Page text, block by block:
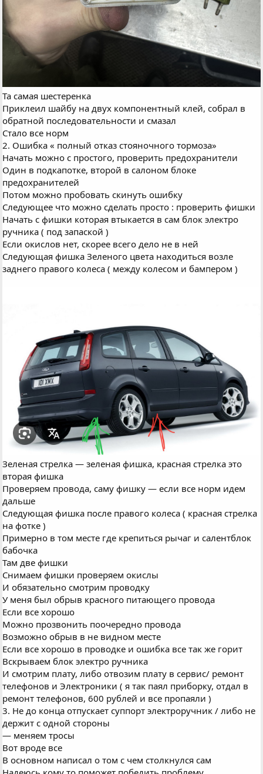
Та самая шестеренка
Приклеил шайбу на двух компонентный клей, собрал в
обратной последовательности и смазал
Стало все норм
2. Ошибка « полный отказ стояночного тормоза»
Начать можно с простого, проверить предохранители
Один в подкапотке, второй в салоном блоке
предохранителей
Потом можно пробовать скинуть ошибку
Следующее что можно сделать просто : проверить фишки
Начать с фишки которая втыкается в сам блок электро
ручника ( под запаской )
Если окислов нет, скорее всего дело не в ней
Следующая фишка Зеленого цвета находиться возле
заднего правого колеса ( между колесом и бампером )
Зеленая стрелка — зеленая фишка, красная стрелка это
вторая фишка
Проверяем провода, саму фишку — если все норм идем
дальше
Следующая фишка после правого колеса ( красная стрелка
на фотке )
Примерно в том месте где крепиться рычаг и салентблок
бабочка
Там две фишки
Снимаем фишки проверяем окислы
И обязательно смотрим проводку
У меня был обрыв красного питающего провода
Если все хорошо
Можно прозвонить поочередно провода
Возможно обрыв в не видном месте
Если все хорошо в проводке и ошибка все так же горит
Вскрываем блок электро ручника
И смотрим плату, либо отвозим плату в сервис/ ремонт
телефонов и Электроники ( я так паял приборку, отдал в
ремонт телефонов, 600 рублей и все пропаяли )
3. Не до конца отпускает суппорт электроручник / либо не
держит с одной стороны
— меняем тросы
Вот вроде все
В основном написал о том с чем столкнулся сам